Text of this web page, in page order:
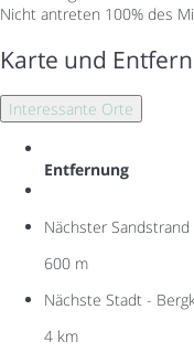
Nicht antreten 100% des
Karte und
Interessante Orte
Entfernung
Nächster
600 m
Nächste Stadt -
4 km